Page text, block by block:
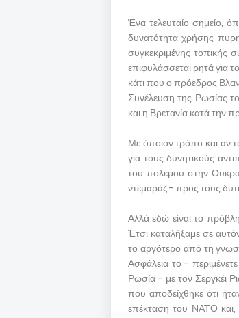
Ένα τελευταίο σημείο,
δυνατότητα χρήσης
συγκεκριμένης τοπικής
επιφυλάσσεται ρητά για
κάτι που ο πρόεδρος
Συνέλευση της Ρωσίας
και η Βρετανία κατά την
Με όποιον τρόπο και αν
για τους δυνητικούς
του πολέμου στην
ντεμαράζ - προς τους
Αλλά εδώ είναι το
Έτσι καταλήξαμε σε
το αργότερο από τη
Ασφάλεια το -
Ρωσία - με τον Σεργκέι
που αποδείχθηκε ότι
επέκταση του ΝΑΤΟ και,